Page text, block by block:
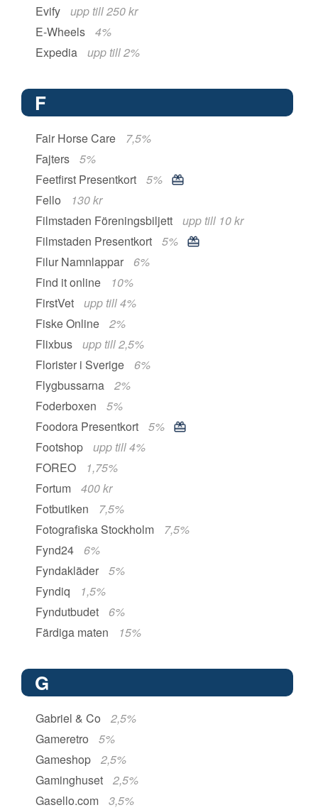
Evify
upp till 250 kr
E-Wheels
4%
Expedia
upp till 2%
F
Fair Horse Care
7,5%
Fajters
5%
Feetfirst Presentkort
5%
Fello
130 kr
Filmstaden Föreningsbiljett
upp till 10 kr
Filmstaden Presentkort
5%
Filur Namnlappar
6%
Find it online
10%
FirstVet
upp till 4%
Fiske Online
2%
Flixbus
upp till 2,5%
Florister i Sverige
6%
Flygbussarna
2%
Foderboxen
5%
Foodora Presentkort
5%
Footshop
upp till 4%
FOREO
1,75%
Fortum
400 kr
Fotbutiken
7,5%
Fotografiska Stockholm
7,5%
Fynd24
6%
Fyndakläder
5%
Fyndiq
1,5%
Fyndutbudet
6%
Färdiga maten
15%
G
Gabriel & Co
2,5%
Gameretro
5%
Gameshop
2,5%
Gaminghuset
2,5%
Gasello.com
3,5%